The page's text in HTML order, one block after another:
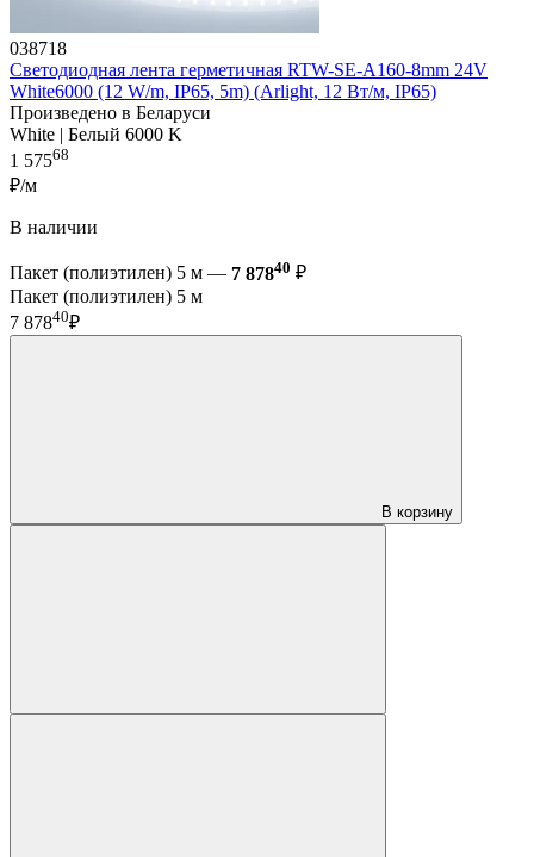
038718
Светодиодная лента герметичная RTW-SE-A160-8mm 24V
White6000 (12 W/m, IP65, 5m) (Arlight, 12 Вт/м, IP65)
Произведено в Беларуси
White | Белый 6000 K
1 57568
₽/м
В наличии
Пакет (полиэтилен) 5 м — 7 87840 ₽
Пакет (полиэтилен) 5 м
7 87840₽
В корзину